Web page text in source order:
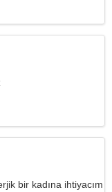
bir kadına ihtiyacım